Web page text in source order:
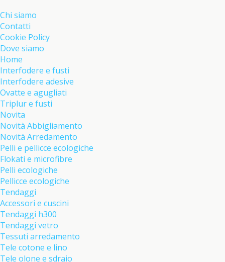
Chi siamo
Contatti
Cookie Policy
Dove siamo
Home
Interfodere e fusti
Interfodere adesive
Ovatte e agugliati
Triplur e fusti
Novita
Novità Abbigliamento
Novità Arredamento
Pelli e pellicce ecologiche
Flokati e microfibre
Pelli ecologiche
Pellicce ecologiche
Tendaggi
Accessori e cuscini
Tendaggi h300
Tendaggi vetro
Tessuti arredamento
Tele cotone e lino
Tele olone e sdraio